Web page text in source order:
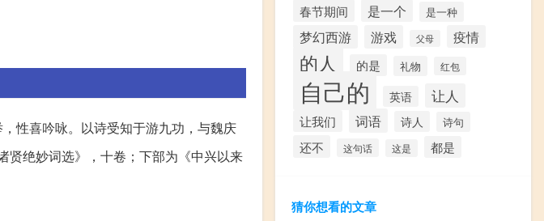
性喜吟咏。以诗受知于游九功，与魏庆
贤绝妙词选》，十卷；下部为《中兴以来
春节期间 是一个 是一种
梦幻西游 游戏 父母 疫情
的人 的是 礼物 红包
自己的 英语 让人
让我们 词语 诗人 诗句
还不 这句话 这是 都是
猜你想看的文章